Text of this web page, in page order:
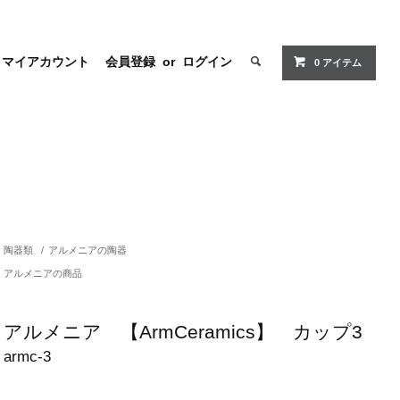
マイアカウント 会員登録 or ログイン 0 アイテム
陶器類 / アルメニアの陶器
アルメニアの商品
アルメニア 【ArmCeramics】 カップ3
armc-3